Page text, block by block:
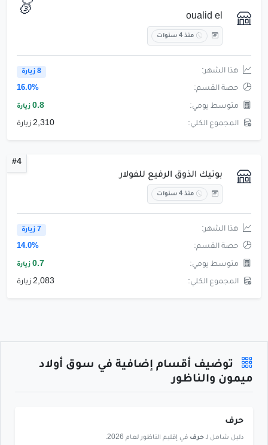
🥉 oualid el
منذ 4 سنوات
هذا الشهر: 8 زيارة
حصة القسم: 16.0%
متوسط يومي: 0.8 زيارة
المجموع الكلي: 2,310 زيارة
#4
بوتيك الذوق الرفيع للفولار
منذ 4 سنوات
هذا الشهر: 7 زيارة
حصة القسم: 14.0%
متوسط يومي: 0.7 زيارة
المجموع الكلي: 2,083 زيارة
توضيف أقسام إضافية في سوق أولاد
ميمون والناظور
حرف
دليل شامل لـ حرف في إقليم الناظور لعام 2026.